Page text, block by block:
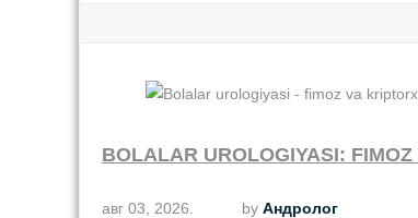
BOLALAR UROLOGIYASI:
авг 03, 2026. by Андролог